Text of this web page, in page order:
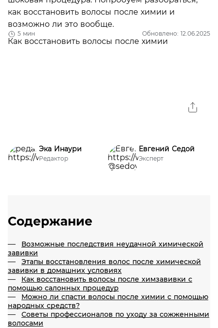
5 мин Обновлено: 12.06.2025
как восстановить волосы после химии и
возможно ли это вообще.
Эка Инаури
Редактор
Евгений Седой
Эксперт
Содержание
Возможные последствия неудачной химической
завивки
Этапы восстановления волос после химической
завивки в домашних условиях
Как восстановить волосы после химзавивки с
помощью салонных процедур
Можно ли спасти волосы после химии с помощью
народных средств?
Советы профессионалов по уходу за сожженными
волосами